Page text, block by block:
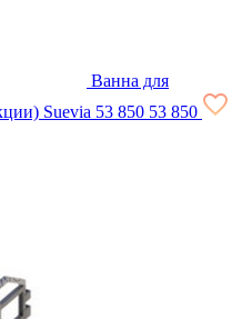
Ванна для
Suevia 53 850 53 850